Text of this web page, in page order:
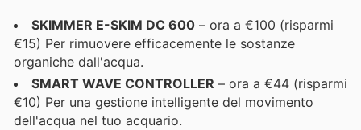
SKIMMER E-SKIM DC 600 – ora a €100 (risparmi
€15) Per rimuovere efficacemente le sostanze
organiche dall'acqua.
SMART WAVE CONTROLLER – ora a €44 (risparmi
€10) Per una gestione intelligente del movimento
dell'acqua nel tuo acquario.